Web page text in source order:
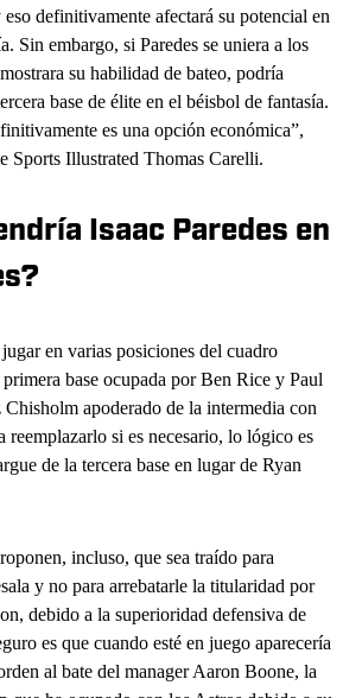
eso definitivamente afectará su potencial en
Sin embargo, si Paredes se uniera a los
su habilidad de bateo, podría
base de élite en el béisbol de fantasía.
es una opción económica”,
Sports Illustrated Thomas Carelli.
Isaac Paredes en
en varias posiciones del cuadro
base ocupada por Ben Rice y Paul
apoderado de la intermedia con
reemplazarlo si es necesario, lo lógico es
de la tercera base en lugar de Ryan
incluso, que sea traído para
y no para arrebatarle la titularidad por
debido a la superioridad defensiva de
es que cuando esté en juego aparecería
al bate del manager Aaron Boone, la